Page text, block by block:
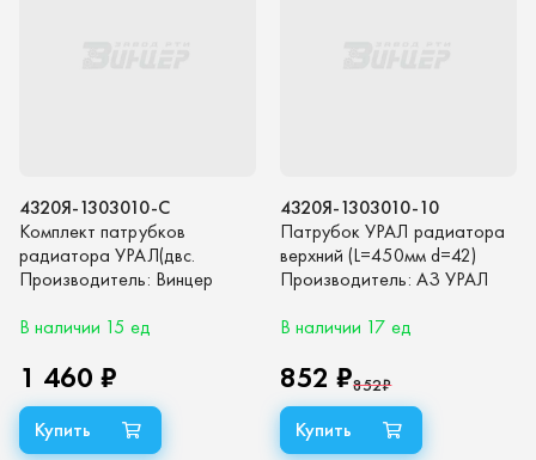
4320Я-1303010-С
Комплект патрубков
радиатора УРАЛ(двс.
ЯМЗ-238М2, ЯМЗ-236НЕ2)
(синий силикон)
Производитель: Винцер
В наличии 15 ед
1 460 ₽
4320Я-1303010-10
Патрубок УРАЛ радиатора
верхний (L=450мм d=42)
Производитель: АЗ УРАЛ
В наличии 17 ед
852₽
852 ₽